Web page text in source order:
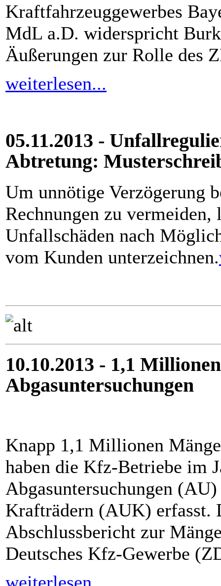
Kraftfahrzeuggewerbes
MdL a.D. widerspricht
Äußerungen zur Rolle des
weiterlesen...
05.11.2013 -
Abtretung:
Um unnötige Verzögerung
Rechnungen zu
Unfallschäden nach
vom Kunden unterzeichnen.
10.10.2013 - 1,1
Abgasuntersuchungen
Knapp 1,1 Millionen
haben die Kfz-Betriebe im
Abgasuntersuchungen
Krafträdern (AUK) erfasst.
Abschlussbericht zur
Deutsches Kfz-Gewerbe